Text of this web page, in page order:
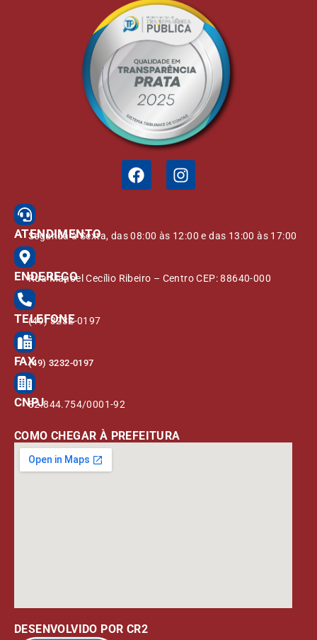
ATENDIMENTO
Segunda à Sexta, das 08:00 às 12:00 e das 13:00 às 17:00
ENDEREÇO
Rua Manoel Cecílio Ribeiro – Centro CEP: 88640-000
TELEFONE
(49) 3232-0197
FAX(49) 3232-0197
CNPJ82.844.754/0001-92
COMO CHEGAR À PREFEITURA
DESENVOLVIDO POR CR2